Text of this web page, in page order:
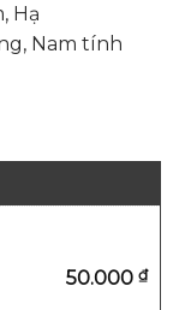
Hạ
Nam tính
50.000 ₫